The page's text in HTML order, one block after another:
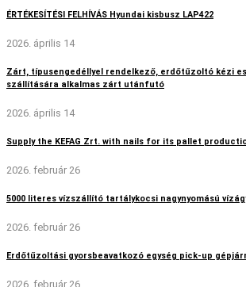
ÉRTÉKESÍTÉSI FELHÍVÁS Hyundai kisbusz LAP422
2026. április 14
Zárt, típusengedéllyel rendelkező, erdőtűzoltó kézi
szállítására alkalmas zárt utánfutó
2026. április 14
Supply the KEFAG Zrt. with nails for its pallet
2026. február 26
5000 literes vízszállító tartálykocsi nagynyomású
2026. február 26
Erdőtűzoltási gyorsbeavatkozó egység pick-up
2026. február 26